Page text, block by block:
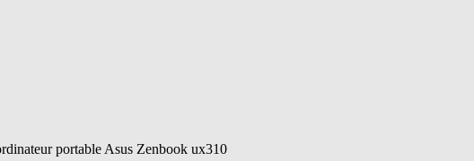
portable Asus Zenbook ux310